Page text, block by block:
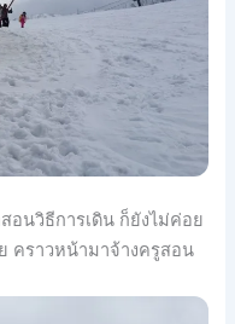
อนวิธีการเดิน ก็ยังไม่ค่อย
คราวหน้ามาจ้างครูสอน